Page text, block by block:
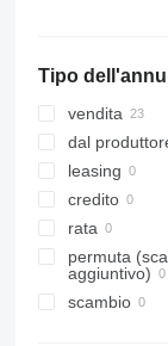
Tipo
vendita
dal
leasing
credito
rata
permuta
aggiuntivo)
scambio